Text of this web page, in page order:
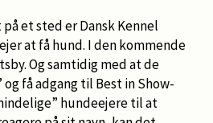
et sted er Dansk Kennel
at få hund. I den kommende
Og samtidig med at de
få adgang til Best in Show-
hundeejere til at